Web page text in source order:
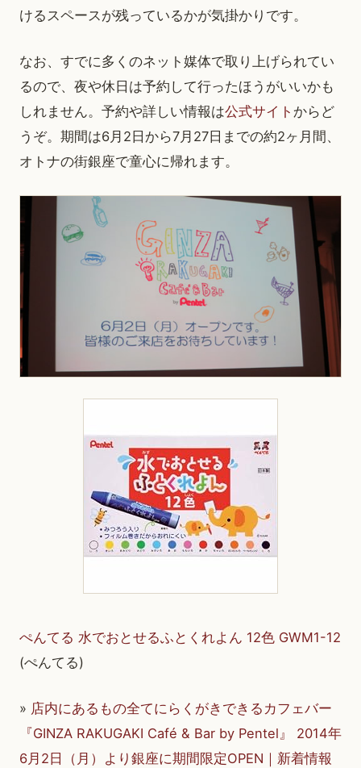
けるスペースが残っているかが気掛かりです。
なお、すでに多くのネット媒体で取り上げられてい
るので、夜や休日は予約して行ったほうがいいかも
しれません。予約や詳しい情報は公式サイト からど
うぞ。期間は6月2日から7月27日までの約2ヶ月間、
オトナの街銀座で童心に帰れます。
ぺんてる 水でおとせるふとくれよん 12色 GWM1-12
(ぺんてる)
» 店内にあるもの全てにらくがきできるカフェバー
『GINZA RAKUGAKI Café & Bar by Pentel』 2014年
6月2日（月）より銀座に期間限定OPEN｜新着情報